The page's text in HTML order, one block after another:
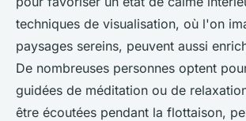
techniques de visualisation, où l'on
paysages sereins, peuvent aussi
De nombreuses personnes optent
guidées de méditation ou de
être écoutées pendant la flottaison,